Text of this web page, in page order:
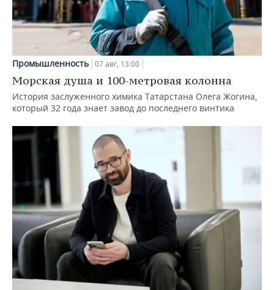
Промышленность 07 авг, 13:00
Морская душа и 100-метровая колонна
История заслуженного химика Татарстана Олега Жогина,
который 32 года знает завод до последнего винтика